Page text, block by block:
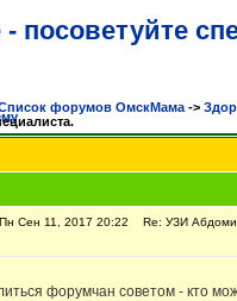
посоветуйте
форумов ОмскМама ->
Сен 11, 2017 20:22 Re: УЗИ
форумчан советом - кто